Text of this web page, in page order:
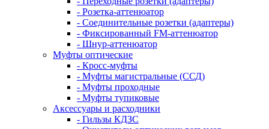
- Розетка-аттенюатор
- Соединительные розетки (адаптеры)
- Фиксированный FM-аттенюатор
- Шнур-аттенюатор
Муфты оптические
- Кросс-муфты
- Муфты магистральные (ССД)
- Муфты проходные
- Муфты тупиковые
Аксессуары и расходники
- Гильзы КДЗС